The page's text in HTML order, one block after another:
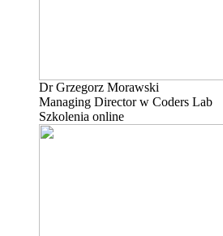
Dr Grzegorz Morawski
Managing Director w Coders Lab
Szkolenia online